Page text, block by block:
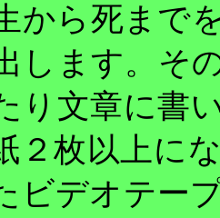
から死まで
します。そ
り文章に書
２枚以上に
ビデオテー